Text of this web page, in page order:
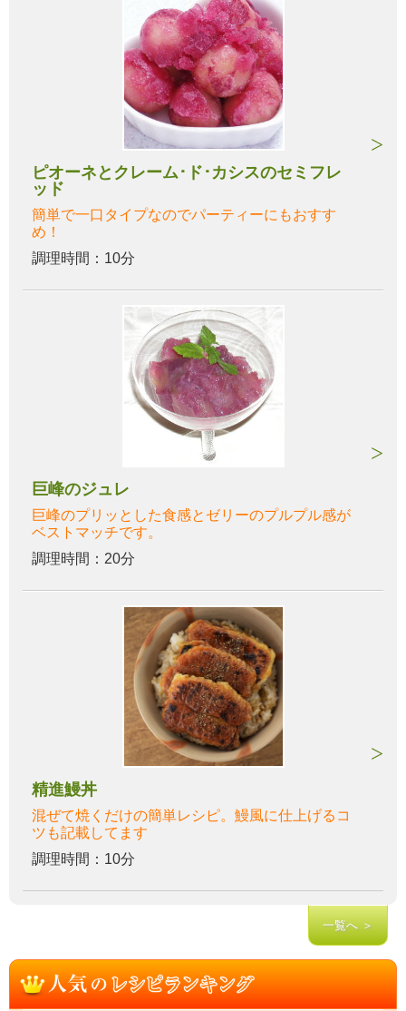
ピオーネとクレーム･ド･カシスのセミフレ
ッド
簡単で一口タイプなのでパーティーにもおすす
め！
調理時間：10分
巨峰のジュレ
巨峰のプリッとした食感とゼリーのプルプル感が
ベストマッチです。
調理時間：20分
精進鰻丼
混ぜて焼くだけの簡単レシピ。鰻風に仕上げるコ
ツも記載してます
調理時間：10分
一覧へ ＞